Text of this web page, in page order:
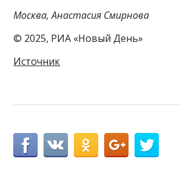
Москва, Анастасия Смирнова
© 2025, РИА «Новый День»
Источник